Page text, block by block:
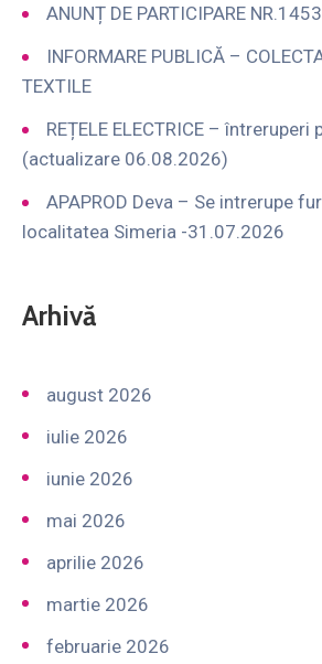
ANUNȚ DE PARTICIPARE
INFORMARE PUBLICĂ –
TEXTILE
REȚELE ELECTRICE –
(actualizare 06.08.2026)
APAPROD Deva – Se intrerupe
localitatea Simeria -31.07.2026
Arhivă
august 2026
iulie 2026
iunie 2026
mai 2026
aprilie 2026
martie 2026
februarie 2026